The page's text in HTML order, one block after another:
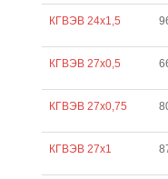
КГВЭВ 24х1,5
КГВЭВ 27х0,5
КГВЭВ 27х0,75
КГВЭВ 27х1